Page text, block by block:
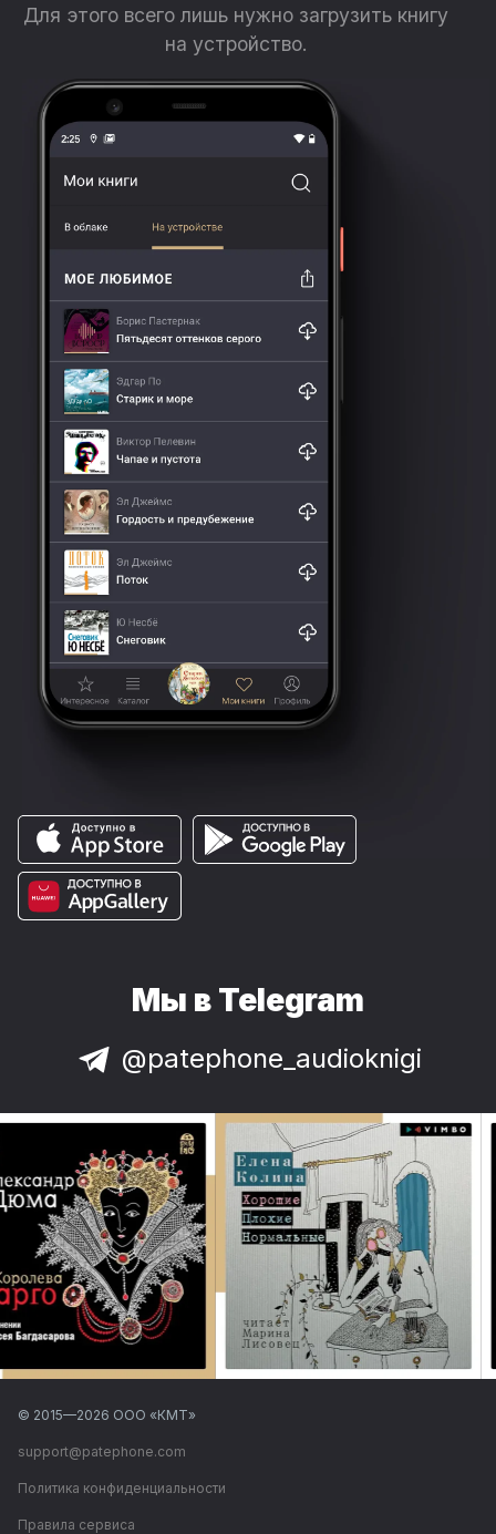
Для этого всего лишь нужно загрузить книгу
на устройство.
Мы в Telegram
@patephone_audioknigi
© 2015—2026 ООО «КМТ»
support@patephone.com
Политика конфиденциальности
Правила сервиса